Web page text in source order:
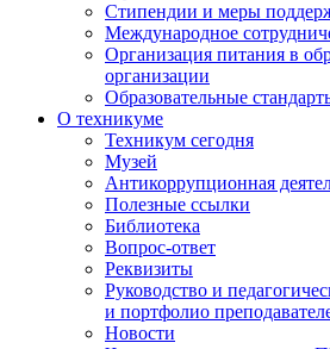
Стипендии и меры
Международное
Организация питания в
организации
Образовательные
О техникуме
Техникум сегодня
Музей
Антикоррупционная
Полезные ссылки
Библиотека
Вопрос-ответ
Реквизиты
Руководство и
и портфолио
Новости